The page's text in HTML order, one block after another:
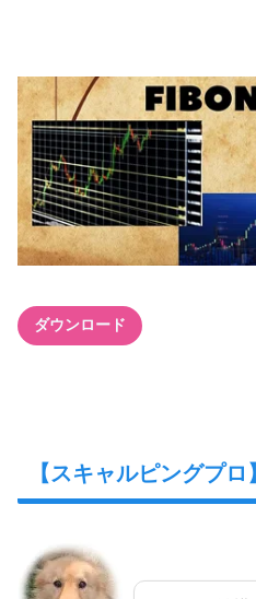
ダウンロード
【スキャルピングプロ】